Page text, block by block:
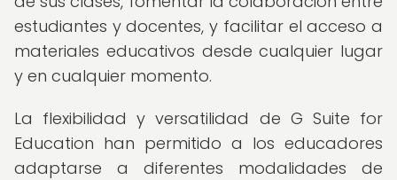
estudiantes y docentes, y facilitar el acceso a
materiales educativos desde cualquier lugar
y en cualquier momento.
La flexibilidad y versatilidad de G Suite for
Education han permitido a los educadores
adaptarse a diferentes modalidades de